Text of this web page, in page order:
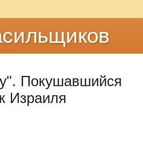
Покушавшийся
Израиля